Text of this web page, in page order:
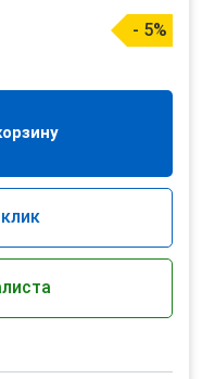
- 5%